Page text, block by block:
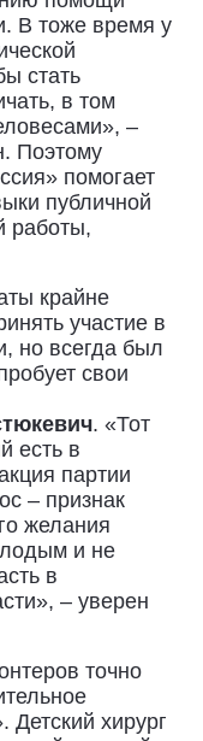
В тоже время у
стать
в том
–
Поэтому
помогает
публичной
работы,
крайне
участие в
но всегда был
свои
. «Тот
есть в
партии
– признак
желания
и не
в
– уверен
точно
Детский хирург